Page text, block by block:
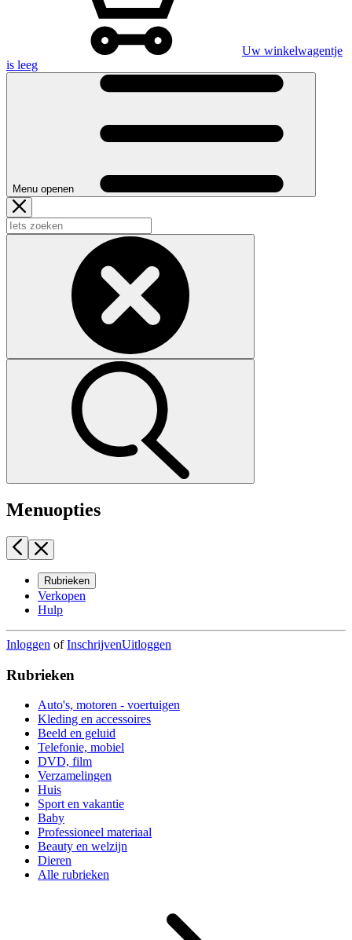
Uw winkelwagentje
is leeg
Menu openen
Menuopties
Rubrieken
Verkopen
Hulp
Inloggen ofInschrijvenUitloggen
Rubrieken
Auto's, motoren - voertuigen
Kleding en accessoires
Beeld en geluid
Telefonie, mobiel
DVD, film
Verzamelingen
Huis
Sport en vakantie
Baby
Professioneel materiaal
Beauty en welzijn
Dieren
Alle rubrieken